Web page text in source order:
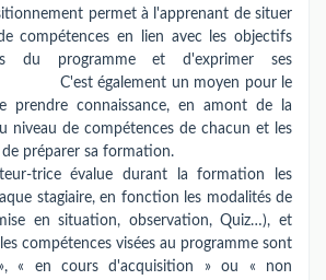
permet à l'apprenant de situer
compétences en lien avec les objectifs
du programme et d'exprimer ses
également un moyen pour le
prendre connaissance, en amont de la
niveau de compétences de chacun et les
préparer sa formation.
trice évalue durant la formation les
stagiaire, en fonction les modalités de
en situation, observation, Quiz…), et
compétences visées au programme sont
« en cours d'acquisition » ou « non